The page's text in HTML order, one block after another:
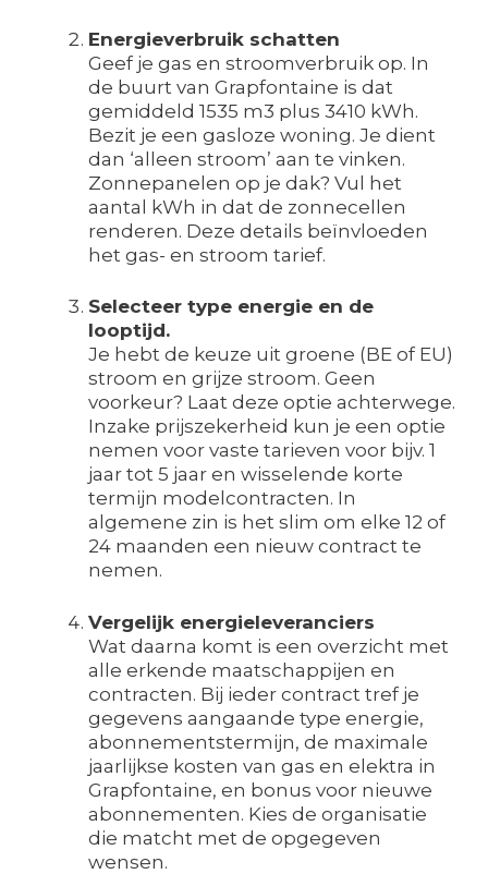
Energieverbruik schatten
Geef je gas en stroomverbruik op. In
de buurt van Grapfontaine is dat
gemiddeld 1535 m3 plus 3410 kWh.
Bezit je een gasloze woning. Je dient
dan ‘alleen stroom’ aan te vinken.
Zonnepanelen op je dak? Vul het
aantal kWh in dat de zonnecellen
renderen. Deze details beïnvloeden
het gas- en stroom tarief.
Selecteer type energie en de
looptijd.
Je hebt de keuze uit groene (BE of EU)
stroom en grijze stroom. Geen
voorkeur? Laat deze optie achterwege.
Inzake prijszekerheid kun je een optie
nemen voor vaste tarieven voor bijv. 1
jaar tot 5 jaar en wisselende korte
termijn modelcontracten. In
algemene zin is het slim om elke 12 of
24 maanden een nieuw contract te
nemen.
Vergelijk energieleveranciers
Wat daarna komt is een overzicht met
alle erkende maatschappijen en
contracten. Bij ieder contract tref je
gegevens aangaande type energie,
abonnementstermijn, de maximale
jaarlijkse kosten van gas en elektra in
Grapfontaine, en bonus voor nieuwe
abonnementen. Kies de organisatie
die matcht met de opgegeven
wensen.